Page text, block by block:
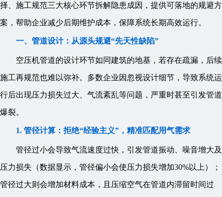
择、施工规范三大核心环节拆解隐患成因，提供可落地的规避方
案，帮助企业减少后期维护成本，保障系统长期高效运行。
一、管道设计：从源头规避“先天性缺陷”
空压机管道的设计环节如同建筑的地基，若存在疏漏，后续
施工再规范也难以弥补。多数企业因忽视设计细节，导致系统运
行后出现压力损失过大、气流紊乱等问题，严重时甚至引发管道
爆裂。
1. 管径计算：拒绝“经验主义”，精准匹配用气需求
管径过小会导致气流速度过快，引发管道振动、噪音增大及
压力损失（数据显示，管径偏小会使压力损失增加30%以上）；
管径过大则会增加材料成本，且压缩空气在管道内滞留时间过